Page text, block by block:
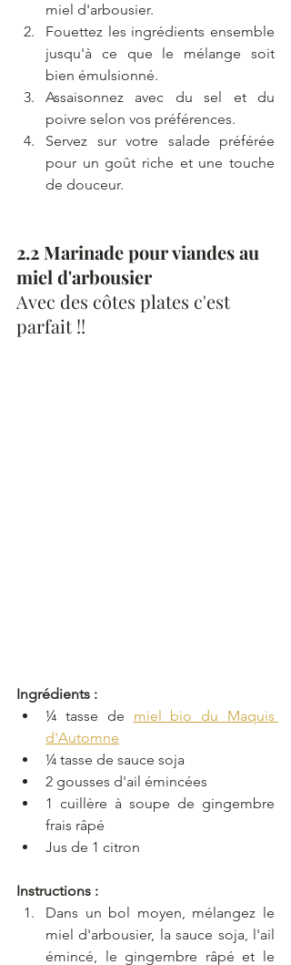
miel d'arbousier.
Fouettez les ingrédients ensemble
jusqu'à ce que le mélange soit
bien émulsionné.
Assaisonnez avec du sel et du
poivre selon vos préférences.
Servez sur votre salade préférée
pour un goût riche et une touche
de douceur.
2.2 Marinade pour viandes au
miel d'arbousier
Avec des côtes plates c'est
parfait !!
Ingrédients :
¼ tasse de miel bio du Maquis
d'Automne
¼ tasse de sauce soja
2 gousses d'ail émincées
1 cuillère à soupe de gingembre
frais râpé
Jus de 1 citron
Instructions :
Dans un bol moyen, mélangez le
miel d'arbousier, la sauce soja, l'ail
émincé, le gingembre râpé et le